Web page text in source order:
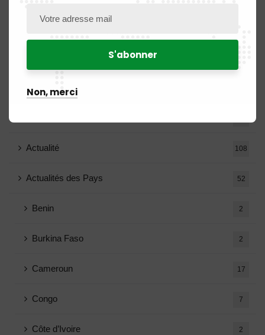
Catégories
Actualité 108
Actualités des Pays 52
Benin 2
Burkina Faso 2
Cameroun 17
Congo 7
Côte d’Ivoire 2
Non, merci